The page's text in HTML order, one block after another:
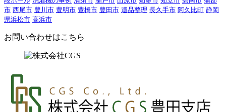
市 西尾市 豊川市 豊明市 豊橋市 豊田市 遺品整理 長久手市 阿久比町 静岡
県浜松市 高浜市
お問い合わせはこちら